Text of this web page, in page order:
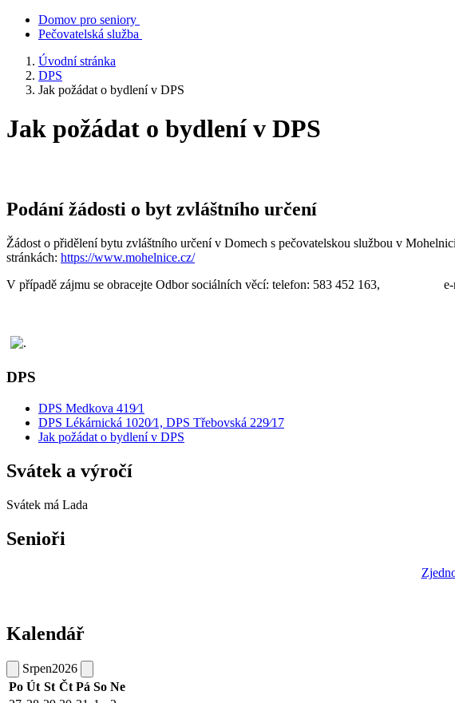
Domov pro seniory
Pečovatelská služba
Úvodní stránka
DPS
Jak požádat o bydlení v DPS
Jak požádat o bydlení v DPS
Podání žádosti o byt zvláštního určení
Žádost o přidělení bytu zvláštního určení v Domech s pečovatelskou službou v
stránkách: https://www.mohelnice.cz/
V případě zájmu se obracejte Odbor sociálních věcí: telefon: 583 452 163, e-
DPS
DPS Medkova 419⁄1
DPS Lékárnická 1020⁄1, DPS Třebovská 229⁄17
Jak požádat o bydlení v DPS
Svátek a výročí
Svátek má Lada
Senioři
Kalendář
Srpen2026
Po Út St Čt Pá So Ne